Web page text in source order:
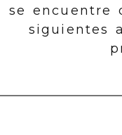
se encuentre
siguientes